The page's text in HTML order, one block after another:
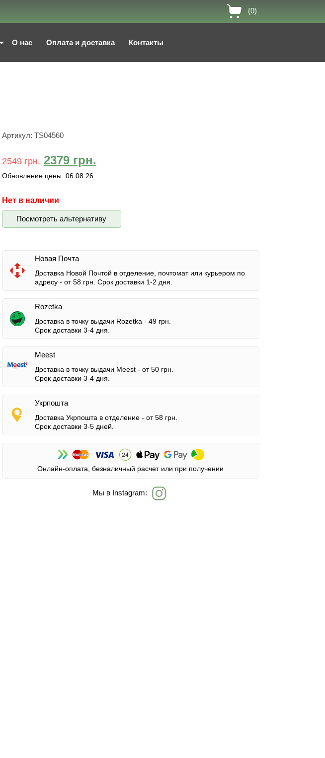
(0)
О нас Оплата и доставка Контакты
Артикул: TS04560
2549грн. 2379 грн.
Обновление цены: 06.08.26
Нет в наличии
Посмотреть альтернативу
Новая Почта
Доставка Новой Почтой в отделение, почтомат или курьером по
адресу - от 58 грн. Срок доставки 1-2 дня.
Rozetka
Доставка в точку выдачи Rozetka - 49 грн.
Срок доставки 3-4 дня.
Meest
Доставка в точку выдачи Meest - от 50 грн.
Срок доставки 3-4 дня.
Укрпошта
Доставка Укрпошта в отделение - от 58 грн.
Срок доставки 3-5 дней.
Онлайн-оплата, безналичный расчет или при получении
Мы в Instagram: